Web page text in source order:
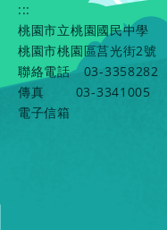
:::
桃園市立桃園國民中學
桃園市桃園區莒光街2號
聯絡電話
03-3358282
傳真
03-3341005
電子信箱